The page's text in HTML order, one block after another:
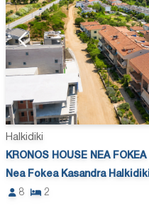
Halkidiki
KRONOS HOUSE NEA FOKEA
Nea Fokea Kasandra Halkidiki
8
2